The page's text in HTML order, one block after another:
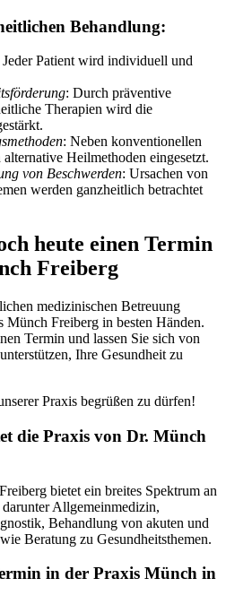
Behandlung:
Jeder Patient wird individuell und
: Durch präventive
Therapien wird die
: Neben konventionellen
Heilmethoden eingesetzt.
von Beschwerden: Ursachen von
werden ganzheitlich betrachtet
heute einen Termin
Freiberg
medizinischen Betreuung
Münch Freiberg in besten Händen.
Termin und lassen Sie sich von
Ihre Gesundheit zu
Praxis begrüßen zu dürfen!
die Praxis von Dr. Münch
bietet ein breites Spektrum an
Allgemeinmedizin,
Behandlung von akuten und
Beratung zu Gesundheitsthemen.
in der Praxis Münch in